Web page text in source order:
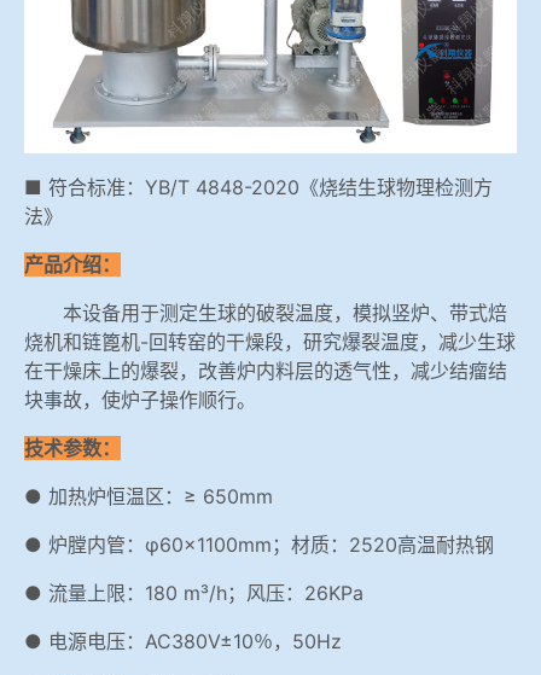
■ 符合标准：YB/T 4848-2020《烧结生球物理检测方
法》
产品介绍：
本设备用于测定生球的破裂温度，模拟竖炉、带式焙
烧机和链篦机-回转窑的干燥段，研究爆裂温度，减少生球
在干燥床上的爆裂，改善炉内料层的透气性，减少结瘤结
块事故，使炉子操作顺行。
技术参数：
● 加热炉恒温区：≥ 650mm
● 炉膛内管：φ60×1100mm；材质：2520高温耐热钢
● 流量上限：180 m³/h；风压：26KPa
● 电源电压：AC380V±10％，50Hz